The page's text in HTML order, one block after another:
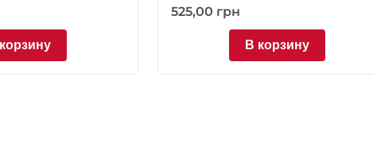
525,00 грн
В корзину